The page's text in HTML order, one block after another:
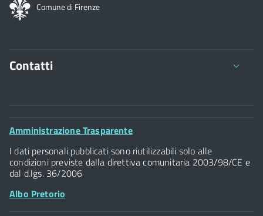
Comune di Firenze
Contatti
Comune di Firenze
Palazzo Vecchio
Piazza della Signoria - 50122, Firenze
P.IVA 01307110484
Footer
Amministrazione Trasparente
I dati personali pubblicati sono riutilizzabili solo alle
condizioni previste dalla direttiva comunitaria 2003/98/CE e
dal d.lgs. 36/2006
Albo Pretorio